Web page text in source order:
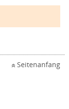
Seitenanfang